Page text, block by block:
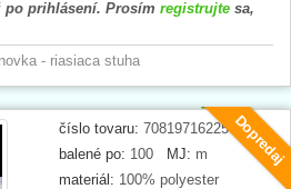
po prihlásení. Prosím registrujte sa,
- riasiaca stuha
Dopredaj
číslo tovaru: 708197162250
balené po: 100 MJ: m
materiál: 100% polyester